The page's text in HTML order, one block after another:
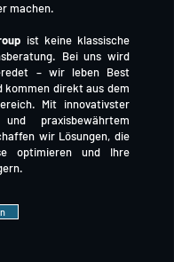
machen.
ist keine klassische
Bei uns wird
– wir leben Best
kommen direkt aus dem
Mit innovativster
und praxisbewährtem
wir Lösungen, die
optimieren und Ihre